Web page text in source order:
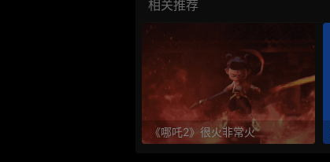
相关推荐
《哪吒2》很火非常火